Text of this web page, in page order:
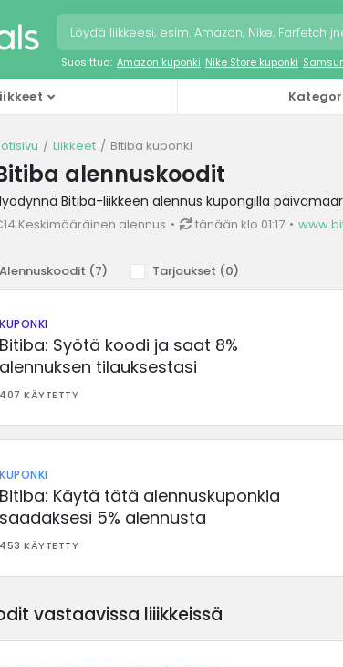
Suosittua: Amazon kuponki Nike Store kuponki
Liikkeet Bitiba kuponki
alennuskoodit
Bitiba-liikkeen alennus kupongilla
Keskimääräinen alennus tänään klo 01:17
Alennuskoodit (7) Tarjoukset (0)
KUPONKI
Bitiba: Syötä koodi ja saat 8%
alennuksen tilauksestasi
407 KÄYTETTY
KUPONKI
Bitiba: Käytä tätä alennuskuponkia
saadaksesi 5% alennusta
453 KÄYTETTY
vastaavissa liiikkeissä